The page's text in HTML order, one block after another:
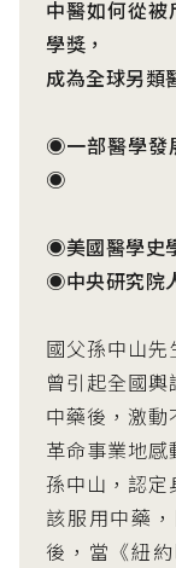
中醫如何從
學獎，
成為全球另
◉一部醫學發
◉
◉美國醫學史
◉中央研究院
國父孫中山先
曾引起全國
中藥後，激動
革命事業地感
孫中山，認定
該服用中藥
後，當《紐